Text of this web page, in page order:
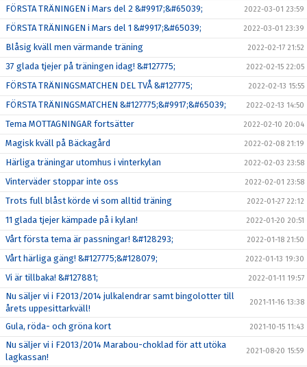
FÖRSTA TRÄNINGEN i Mars del 2 &#9917;&#65039; 2022-03-01 23:59
FÖRSTA TRÄNINGEN i Mars del 1 &#9917;&#65039; 2022-03-01 23:39
Blåsig kväll men värmande träning 2022-02-17 21:52
37 glada tjejer på träningen idag! &#127775; 2022-02-15 22:05
FÖRSTA TRÄNINGSMATCHEN DEL TVÅ &#127775; 2022-02-13 15:55
FÖRSTA TRÄNINGSMATCHEN &#127775;&#9917;&#65039; 2022-02-13 14:50
Tema MOTTAGNINGAR fortsätter 2022-02-10 20:04
Magisk kväll på Bäckagård 2022-02-08 21:19
Härliga träningar utomhus i vinterkylan 2022-02-03 23:58
Vinterväder stoppar inte oss 2022-02-01 23:58
Trots full blåst körde vi som alltid träning 2022-01-27 22:12
11 glada tjejer kämpade på i kylan! 2022-01-20 20:51
Vårt första tema är passningar! &#128293; 2022-01-18 21:50
Vårt härliga gäng! &#127775;&#128079; 2022-01-13 19:30
Vi är tillbaka! &#127881; 2022-01-11 19:57
Nu säljer vi i F2013/2014 julkalendrar samt bingolotter till
årets uppesittarkväll!
2021-11-16 13:38
Gula, röda- och gröna kort 2021-10-15 11:43
Nu säljer vi i F2013/2014 Marabou-choklad för att utöka
lagkassan!
2021-08-20 15:59